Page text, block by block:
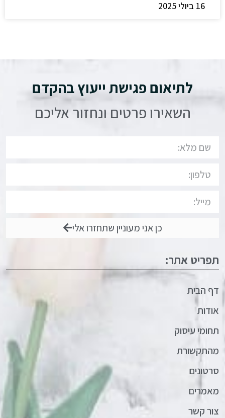
16 ביולי 2025
לתיאום פגישת ייעוץ בהקדם
השאירו פרטים ונחזור אליכם
כן אני מעוניין שתחזרו אלי
תפריט אתר:
דף הבית
אודות
תחומי עיסוק
מהתקשורת
סרטונים
מאמרים
צור קשר